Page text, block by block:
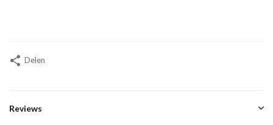
Delen
Reviews